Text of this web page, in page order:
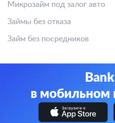
Микрозайм под залог авто
Займы без отказа
Займ без посредников
в мобильном